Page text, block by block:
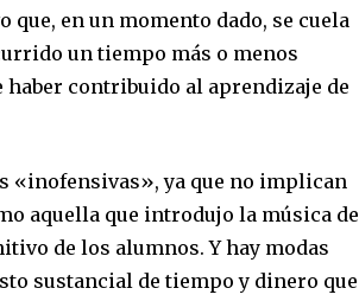
en un momento dado, se cuela
un tiempo más o menos
haber contribuido al aprendizaje de
«inofensivas», ya que no implican
aquella que introdujo la música de
de los alumnos. Y hay modas
sustancial de tiempo y dinero que